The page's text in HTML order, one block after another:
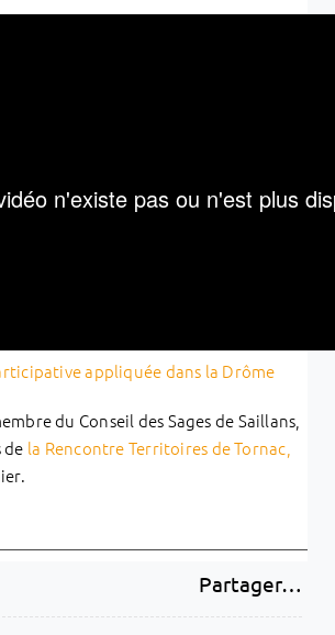
appliquée dans la Drôme
du Conseil des Sages de Saillans,
la Rencontre Territoires de Tornac,
Partager…